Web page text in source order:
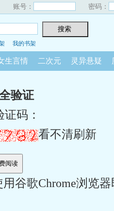
账号： 密码：
我的书架
生言情 二次元 灵异悬疑
验证
码：
看不清刷新
谷歌Chrome浏览器